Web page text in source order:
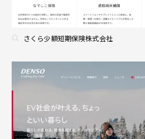
さくら少額短期保険株式会社